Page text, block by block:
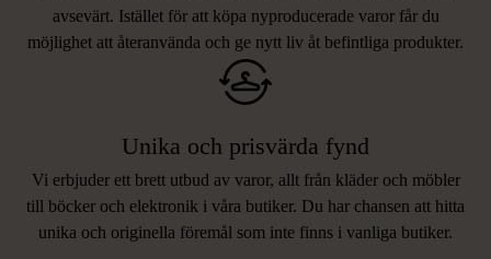
avsevärt. Istället för att köpa nyproducerade varor får du
möjlighet att återanvända och ge nytt liv åt befintliga produkter.
Unika och prisvärda fynd
Vi erbjuder ett brett utbud av varor, allt från kläder och möbler
till böcker och elektronik i våra butiker. Du har chansen att hitta
unika och originella föremål som inte finns i vanliga butiker.
LIKNANDE PRODUKTER
Hitta produkter som påminner om denna